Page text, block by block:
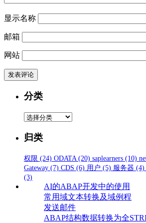
显示名称
邮箱
网站
分类
分
归类
权限 (24) ODATA (20) saplearners (10)
Gateway (7) CDS (6) 用户 (5) 服务器 (4)
(3)
AI的ABAP开发中的使用
常用域文本转换及域例程
发送邮件
ABAP结构数据转换为全